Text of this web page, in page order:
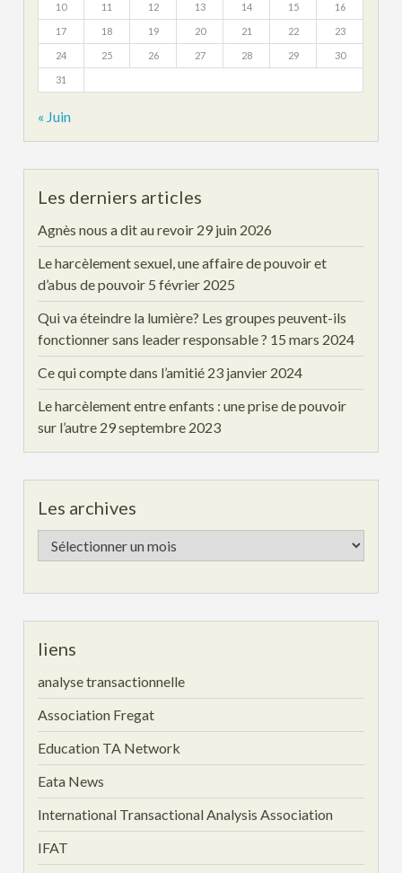
10 11 12 13 14 15 16
17 18 19 20 21 22 23
24 25 26 27 28 29 30
31
« Juin
Les derniers articles
Agnès nous a dit au revoir 29 juin 2026
Le harcèlement sexuel, une affaire de pouvoir et
d’abus de pouvoir 5 février 2025
Qui va éteindre la lumière? Les groupes peuvent-ils
fonctionner sans leader responsable ? 15 mars 2024
Ce qui compte dans l’amitié 23 janvier 2024
Le harcèlement entre enfants : une prise de pouvoir
sur l’autre 29 septembre 2023
Les archives
Les
archives
liens
analyse transactionnelle
Association Fregat
Education TA Network
Eata News
International Transactional Analysis Association
IFAT